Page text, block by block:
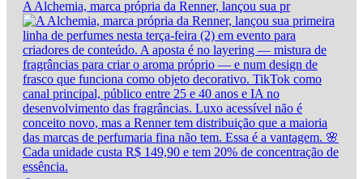
A Alchemia, marca própria da Renner, lançou sua pr